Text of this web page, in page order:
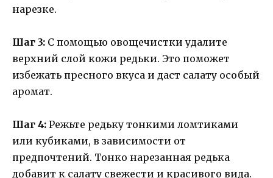
нарезке.
Шаг 3: С помощью овощечистки удалите
верхний слой кожи редьки. Это поможет
избежать пресного вкуса и даст салату особый
аромат.
Шаг 4: Режьте редьку тонкими ломтиками
или кубиками, в зависимости от
предпочтений. Тонко нарезанная редька
добавит к салату свежести и красивого вида.